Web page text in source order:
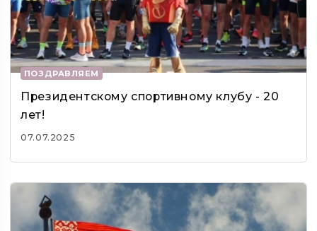
ПОЗДРАВЛЯЕМ
Президентскому спортивному клубу - 20
лет!
07.07.2025